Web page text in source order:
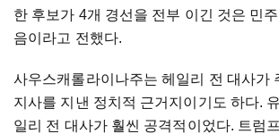
한 후보가 4개 경선을 전부 이긴 것은 민주
음이라고 전했다.
사우스캐롤라이나주는 헤일리 전 대사가
지사를 지낸 정치적 근거지이기도 하다.
일리 전 대사가 훨씬 공격적이었다. 트럼